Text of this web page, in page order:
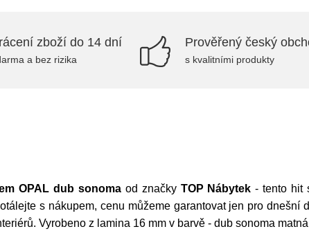
zboží do 14 dní
a bez rizika
Prověřený český
s kvalitními produkty
OPAL dub sonomaod značky TOP Nábytek - tento hit
s nákupem, cenu můžeme garantovat jen pro dnešní
Vyrobeno z lamina 16 mm v barvě - dub sonoma